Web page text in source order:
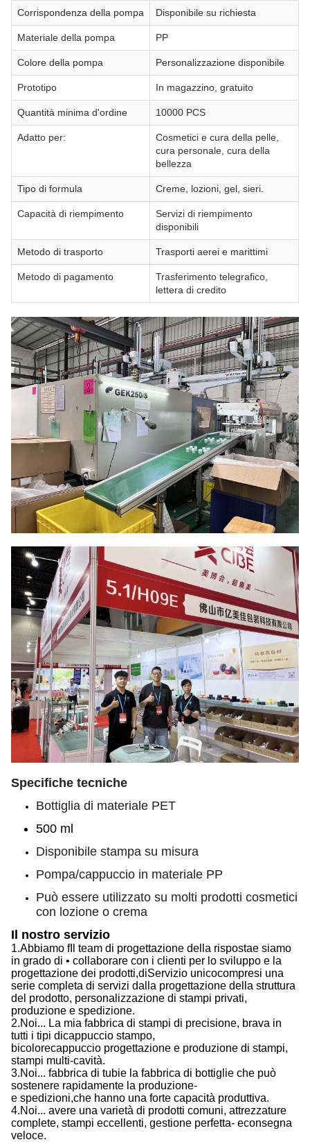
Corrispondenza della pompa Disponibile su richiesta
Materiale della pompa PP
Colore della pompa Personalizzazione disponibile
Prototipo In magazzino, gratuito
Quantità minima d'ordine 10000 PCS
Adatto per:
Cosmetici e cura della pelle,
cura personale, cura della
bellezza
Tipo di formula Creme, lozioni, gel, sieri.
Capacità di riempimento
Servizi di riempimento
disponibili
Metodo di trasporto Trasporti aerei e marittimi
Metodo di pagamento
Trasferimento telegrafico,
lettera di credito
Specifiche tecniche
Bottiglia di materiale PET
500 ml
Disponibile stampa su misura
Pompa/cappuccio in materiale PP
Può essere utilizzato su molti prodotti cosmetici
con lozione o crema
Il nostro servizio
1.Abbiamo fIl team di progettazione della rispostae siamo
in grado di • collaborare con i clienti per lo sviluppo e la
progettazione dei prodotti,diServizio unicocompresi una
serie completa di servizi dalla progettazione della struttura
del prodotto, personalizzazione di stampi privati,
produzione e spedizione.
2.Noi... La mia fabbrica di stampi di precisione, brava in
tutti i tipi dicappuccio stampo,
bicolorecappuccio progettazione e produzione di stampi,
stampi multi-cavità.
3.Noi... fabbrica di tubie la fabbrica di bottiglie che può
sostenere rapidamente la produzione-
e spedizioni,che hanno una forte capacità produttiva.
4.Noi... avere una varietà di prodotti comuni, attrezzature
complete, stampi eccellenti, gestione perfetta- econsegna
veloce.